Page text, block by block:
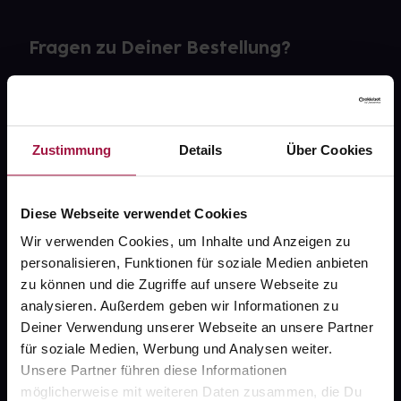
Zustimmung Details Über Cookies
Diese Webseite verwendet Cookies
Wir verwenden Cookies, um Inhalte und Anzeigen zu
personalisieren, Funktionen für soziale Medien anbieten
zu können und die Zugriffe auf unsere Webseite zu
analysieren. Außerdem geben wir Informationen zu
Deiner Verwendung unserer Webseite an unsere Partner
für soziale Medien, Werbung und Analysen weiter.
Unsere Partner führen diese Informationen
möglicherweise mit weiteren Daten zusammen, die Du
Fragen zu Deiner Bestellung?
gesund.de
Über uns
Karriere
Newsletter